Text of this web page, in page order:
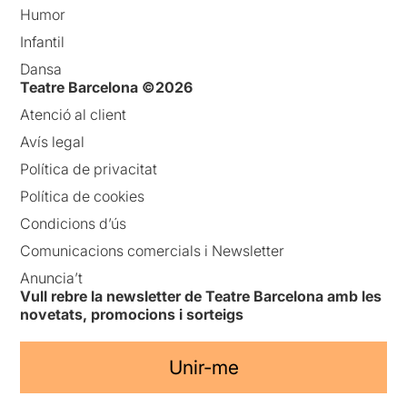
Humor
Infantil
Dansa
Teatre Barcelona ©2026
Atenció al client
Avís legal
Política de privacitat
Política de cookies
Condicions d’ús
Comunicacions comercials i Newsletter
Anuncia’t
Vull rebre la newsletter de Teatre Barcelona amb les
novetats, promocions i sorteigs
Unir-me